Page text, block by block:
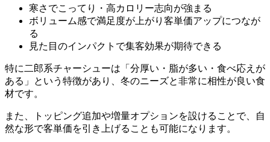
寒さでこってり・高カロリー志向が強まる
ボリューム感で満足度が上がり客単価アップにつなが
る
見た目のインパクトで集客効果が期待できる
特に二郎系チャーシューは「分厚い・脂が多い・食べ応えが
ある」という特徴があり、冬のニーズと非常に相性が良い食
材です。
また、トッピング追加や増量オプションを設けることで、自
然な形で客単価を引き上げることも可能になります。